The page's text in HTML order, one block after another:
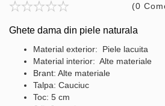
(0
Ghete dama din piele naturala
Material exterior: Piele lacuita
Material interior: Alte materiale
Brant: Alte materiale
Talpa: Cauciuc
Toc: 5 cm